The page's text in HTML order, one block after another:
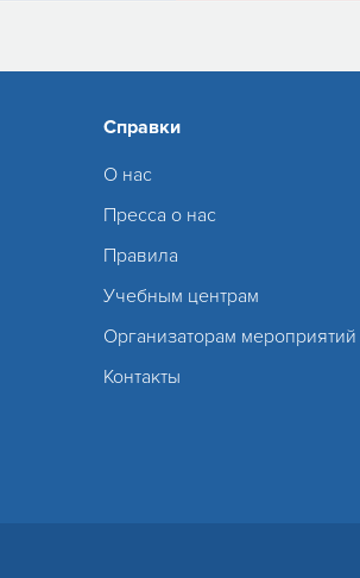
Справки
О нас
Пресса о нас
Правила
Учебным центрам
Организаторам мероприятий
Контакты